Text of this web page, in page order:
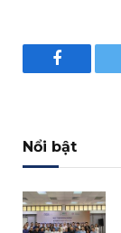
Facebook
Nổi bật